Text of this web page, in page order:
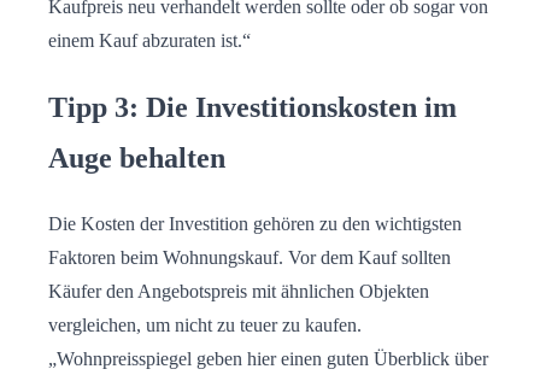
Kaufpreis neu verhandelt werden sollte oder ob sogar von
einem Kauf abzuraten ist.“
Tipp 3: Die Investitionskosten im
Auge behalten
Die Kosten der Investition gehören zu den wichtigsten
Faktoren beim Wohnungskauf. Vor dem Kauf sollten
Käufer den Angebotspreis mit ähnlichen Objekten
vergleichen, um nicht zu teuer zu kaufen.
„Wohnpreisspiegel geben hier einen guten Überblick über